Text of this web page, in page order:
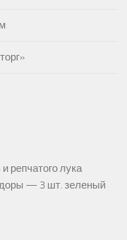
репчатого лука
— 3 шт. зеленый